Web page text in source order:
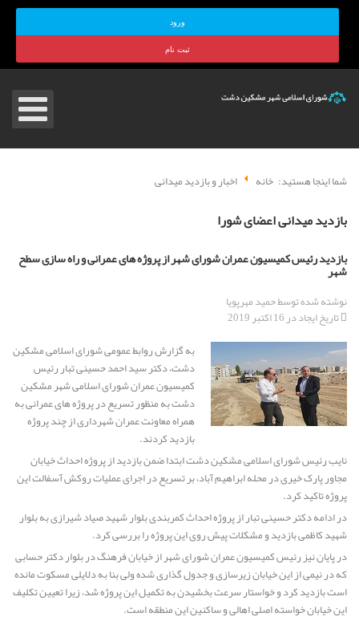
ورود
ثبت نام
شما اینجا هستید: خانه اخبار و بازدید میدانی
بازدید میدانی اعضای شورا
بازدید رئیس کمیسیون عمران شورای شهر از پروژه های عمرانی و راه سازی سطح
شهر
نوشته شده توسطحمید مهرپویا
تاریخ ایجاد در 16 اکتبر 2019
به گزارش روابط عمومی شورای اسلامی مشکین
دشت، دکتر سید احمد حسینی تبار رئیس
کمیسیون عمران شورای اسلامی شهر مشکین
دشت به منظور تسریع در پروژه های عمرانی به
همراه معاونت عمران شهرداری از چند پروژه
بازدید کردند.
نایب رئیس شورای اسلامی مشکین دشت ابتدا ضمن بازدید از پروژه احداث خیابان
مجاور پارک خیری در محله ابراهیم آباد، بر تسریع در اجرای عملیات روکش آسفالت این
پروژه تاکید کرد.
در ادامه دکتر حسینی تبار از پروژه احداث کمربندی بلوار شهید صیاد شیرازی به بلوار
شهید کاظمی بازدید و مشکلات پیش روی این پروژه را بررسی کرد.
در پایان نیز رئیس کمیسیون عمران شورای شهر از خیابان فرهنگ در بلوار دکتر حسابی
که در نیمی از این خیابان زیرسازی و جدول‌ گذاری شده ولی بنا به دلایلی مسکوت مانده
است بازدید کرد و خواستار سرعت بخشیدن به تکمیل این پروژه شد، زیرا تعیین تکلیف
این خیابان خواسته اصلی اهالی و ساکنین این منطقه است.